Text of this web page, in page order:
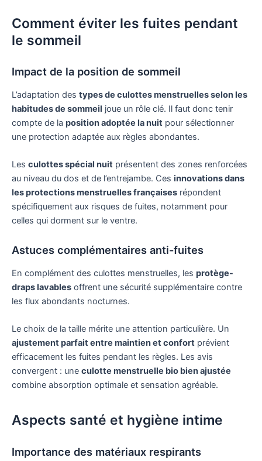
Comment éviter les fuites pendant
le sommeil
Impact de la position de sommeil
L’adaptation des types de culottes menstruelles selon les
habitudes de sommeil joue un rôle clé. Il faut donc tenir
compte de la position adoptée la nuit pour sélectionner
une protection adaptée aux règles abondantes.
Les culottes spécial nuit présentent des zones renforcées
au niveau du dos et de l’entrejambe. Ces innovations dans
les protections menstruelles françaises répondent
spécifiquement aux risques de fuites, notamment pour
celles qui dorment sur le ventre.
Astuces complémentaires anti-fuites
En complément des culottes menstruelles, les protège-
draps lavables offrent une sécurité supplémentaire contre
les flux abondants nocturnes.
Le choix de la taille mérite une attention particulière. Un
ajustement parfait entre maintien et confort prévient
efficacement les fuites pendant les règles. Les avis
convergent : une culotte menstruelle bio bien ajustée
combine absorption optimale et sensation agréable.
Aspects santé et hygiène intime
Importance des matériaux respirants